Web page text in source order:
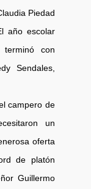
Piedad
año escolar
con
Sendales,
campero de
un
oferta
de platón
Guillermo